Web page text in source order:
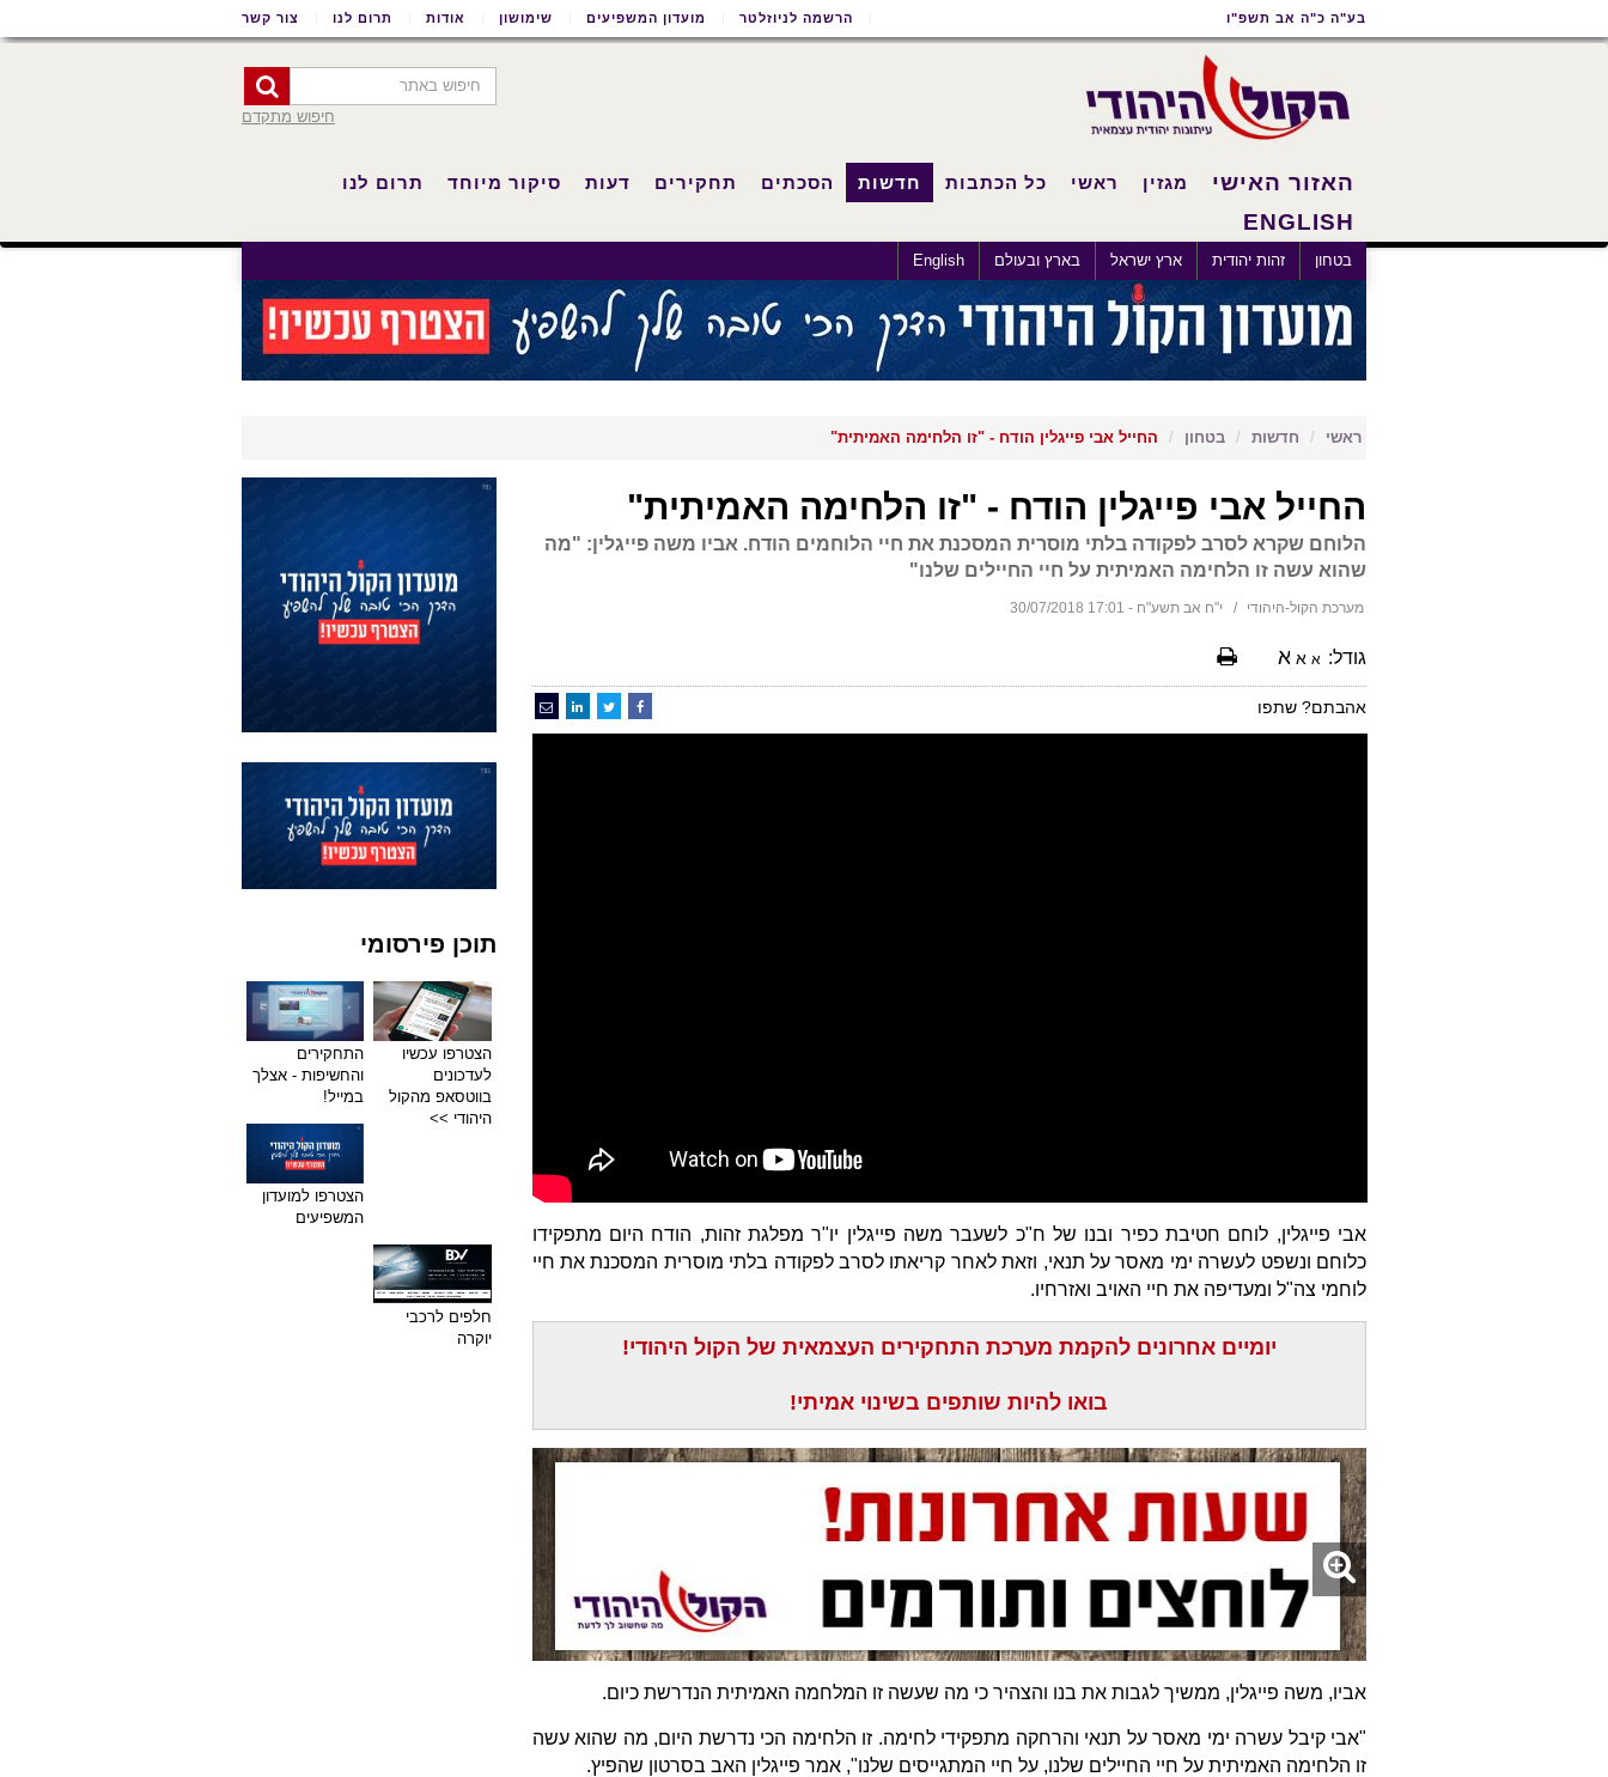
נגישות
ראשי
ראשי
בע"ה כ"ה אב תשפ"ו הרשמה לניוזלטר מועדון המשפיעים שימושון אודות תרום לנו צור קשר
חיפוש מתקדם
האזור האישי מגזין ראשי כל הכתבות חדשות
בטחון זהות יהודית ארץ ישראל בארץ ובעולם English
הסכתים תחקירים דעות סיקור מיוחד תרום לנו
ENGLISH
ראשי חדשות בטחון החייל אבי פייגלין הודח - "זו הלחימה האמיתית"
החייל אבי פייגלין הודח - "זו הלחימה האמיתית"
הלוחם שקרא לסרב לפקודה בלתי מוסרית המסכנת את חיי הלוחמים הודח. אביו משה פייגלין: "מה
שהוא עשה זו הלחימה האמיתית על חיי החיילים שלנו"
מערכת הקול-היהודי י"ח אב תשע"ח - 17:01 30/07/2018
גודל: א א א
אהבתם? שתפו
אבי פייגלין, לוחם חטיבת כפיר ובנו של ח"כ לשעבר משה פייגלין יו"ר מפלגת זהות, הודח היום מתפקידו
כלוחם ונשפט לעשרה ימי מאסר על תנאי, וזאת לאחר קריאתו לסרב לפקודה בלתי מוסרית המסכנת את חיי
לוחמי צה"ל ומעדיפה את חיי האויב ואזרחיו.
יומיים אחרונים להקמת מערכת התחקירים העצמאית של הקול היהודי!
בואו להיות שותפים בשינוי אמיתי!
אביו, משה פייגלין, ממשיך לגבות את בנו והצהיר כי מה שעשה זו המלחמה האמיתית הנדרשת כיום.
"אבי קיבל עשרה ימי מאסר על תנאי והרחקה מתפקידי לחימה. זו הלחימה הכי נדרשת היום, מה שהוא עשה
זו הלחימה האמיתית על חיי החיילים שלנו, על חיי המתגייסים שלנו", אמר פייגלין האב בסרטון שהפיץ.
תוכן פירסומי
הצטרפו עכשיו
לעדכונים
בווטסאפ מהקול
היהודי >>
התחקירים
והחשיפות - אצלך
במייל!
הצטרפו למועדון
המשפיעים
חלפים לרכבי
יוקרה